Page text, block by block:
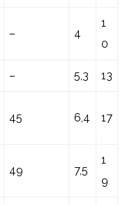
– 4
1
0
– 5,3 13
45 6,4 17
49 7,5
1
9